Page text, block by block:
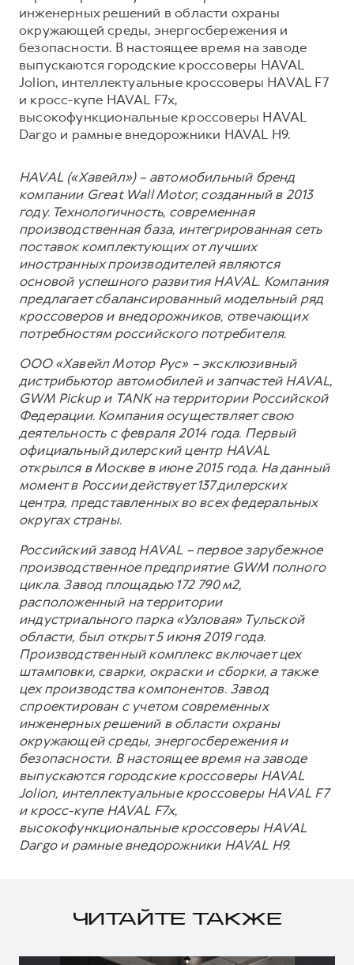
инженерных решений в области охраны
окружающей среды, энергосбережения и
безопасности. В настоящее время на заводе
выпускаются городские кроссоверы HAVAL
Jolion, интеллектуальные кроссоверы HAVAL F7
и кросс-купе HAVAL F7x,
высокофункциональные кроссоверы HAVAL
Dargo и рамные внедорожники HAVAL H9.
HAVAL («Хавейл») – автомобильный бренд
компании Great Wall Motor, созданный в 2013
году. Технологичность, современная
производственная база, интегрированная сеть
поставок комплектующих от лучших
иностранных производителей являются
основой успешного развития HAVAL. Компания
предлагает сбалансированный модельный ряд
кроссоверов и внедорожников, отвечающих
потребностям российского потребителя.
ООО «Хавейл Мотор Рус» – эксклюзивный
дистрибьютор автомобилей и запчастей HAVAL,
GWM Pickup и TANK на территории Российской
Федерации. Компания осуществляет свою
деятельность с февраля 2014 года. Первый
официальный дилерский центр HAVAL
открылся в Москве в июне 2015 года. На данный
момент в России действует 137 дилерских
центра, представленных во всех федеральных
округах страны.
Российский завод HAVAL – первое зарубежное
производственное предприятие GWM полного
цикла. Завод площадью 172 790 м2,
расположенный на территории
индустриального парка «Узловая» Тульской
области, был открыт 5 июня 2019 года.
Производственный комплекс включает цех
штамповки, сварки, окраски и сборки, а также
цех производства компонентов. Завод
спроектирован с учетом современных
инженерных решений в области охраны
окружающей среды, энергосбережения и
безопасности. В настоящее время на заводе
выпускаются городские кроссоверы HAVAL
Jolion, интеллектуальные кроссоверы HAVAL F7
и кросс-купе HAVAL F7x,
высокофункциональные кроссоверы HAVAL
Dargo и рамные внедорожники HAVAL H9.
ЧИТАЙТЕ ТАКЖЕ